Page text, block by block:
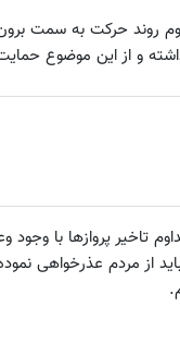
روند حرکت به سمت
و از این موضوع
تداوم تاخیر پروازها
از مردم عذرخواهی